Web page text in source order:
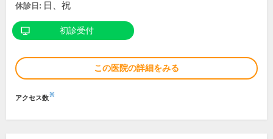
休診日: 日、祝
初診受付
この医院の詳細をみる
アクセス数※